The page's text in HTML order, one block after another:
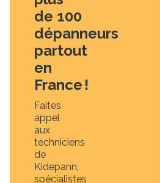
de 100
dépanneurs
partout
en
France !
Faites
appel
aux
techniciens
de
Kidepann,
spécialistes